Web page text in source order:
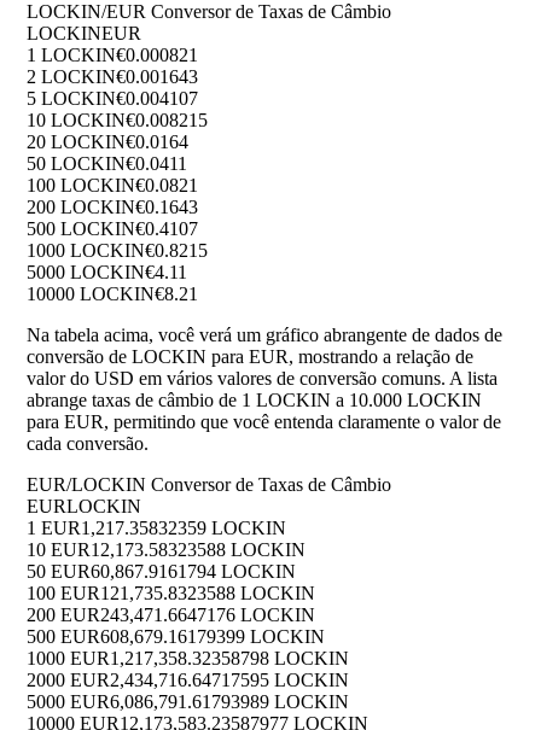
LOCKIN/EUR Conversor de Taxas de Câmbio
LOCKINEUR
1 LOCKIN€0.000821
2 LOCKIN€0.001643
5 LOCKIN€0.004107
10 LOCKIN€0.008215
20 LOCKIN€0.0164
50 LOCKIN€0.0411
100 LOCKIN€0.0821
200 LOCKIN€0.1643
500 LOCKIN€0.4107
1000 LOCKIN€0.8215
5000 LOCKIN€4.11
10000 LOCKIN€8.21
Na tabela acima, você verá um gráfico abrangente de dados de
conversão de LOCKIN para EUR, mostrando a relação de
valor do USD em vários valores de conversão comuns. A lista
abrange taxas de câmbio de 1 LOCKIN a 10.000 LOCKIN
para EUR, permitindo que você entenda claramente o valor de
cada conversão.
EUR/LOCKIN Conversor de Taxas de Câmbio
EURLOCKIN
1 EUR1,217.35832359 LOCKIN
10 EUR12,173.58323588 LOCKIN
50 EUR60,867.9161794 LOCKIN
100 EUR121,735.8323588 LOCKIN
200 EUR243,471.6647176 LOCKIN
500 EUR608,679.16179399 LOCKIN
1000 EUR1,217,358.32358798 LOCKIN
2000 EUR2,434,716.64717595 LOCKIN
5000 EUR6,086,791.61793989 LOCKIN
10000 EUR12,173,583.23587977 LOCKIN